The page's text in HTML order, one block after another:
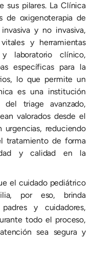
sus pilares. La Clínica
de oxigenoterapia de
y no invasiva,
y herramientas
laboratorio clínico,
específicas para la
lo que permite un
es una institución
triage avanzado,
valorados desde el
reduciendo
tratamiento de forma
y calidad en la
el cuidado pediátrico
por eso, brinda
y cuidadores,
todo el proceso,
sea segura y